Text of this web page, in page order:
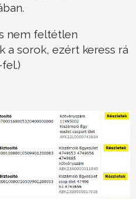
nem feltétlen
a sorok, ezért keress rá